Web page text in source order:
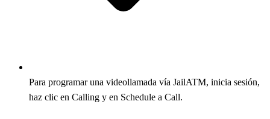
Para programar una videollamada vía JailATM, inicia sesión,
haz clic en Calling y en Schedule a Call.